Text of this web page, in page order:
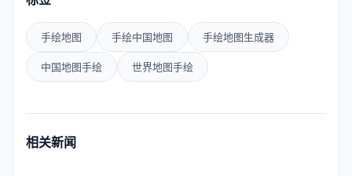
手绘地图 手绘中国地图 手绘地图生成器
中国地图手绘 世界地图手绘
相关新闻